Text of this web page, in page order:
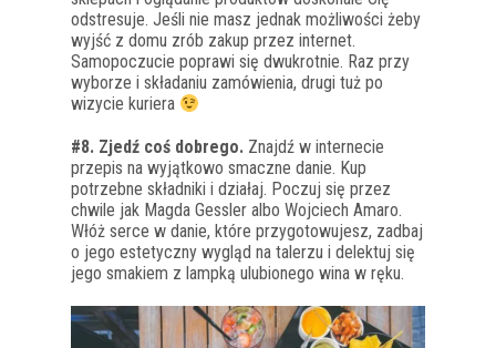
odstresuje. Jeśli nie masz jednak możliwości żeby
wyjść z domu zrób zakup przez internet.
Samopoczucie poprawi się dwukrotnie. Raz przy
wyborze i składaniu zamówienia, drugi tuż po
wizycie kuriera
#8. Zjedź coś dobrego. Znajdź w internecie
przepis na wyjątkowo smaczne danie. Kup
potrzebne składniki i działaj. Poczuj się przez
chwile jak Magda Gessler albo Wojciech Amaro.
Włóż serce w danie, które przygotowujesz, zadbaj
o jego estetyczny wygląd na talerzu i delektuj się
jego smakiem z lampką ulubionego wina w ręku.